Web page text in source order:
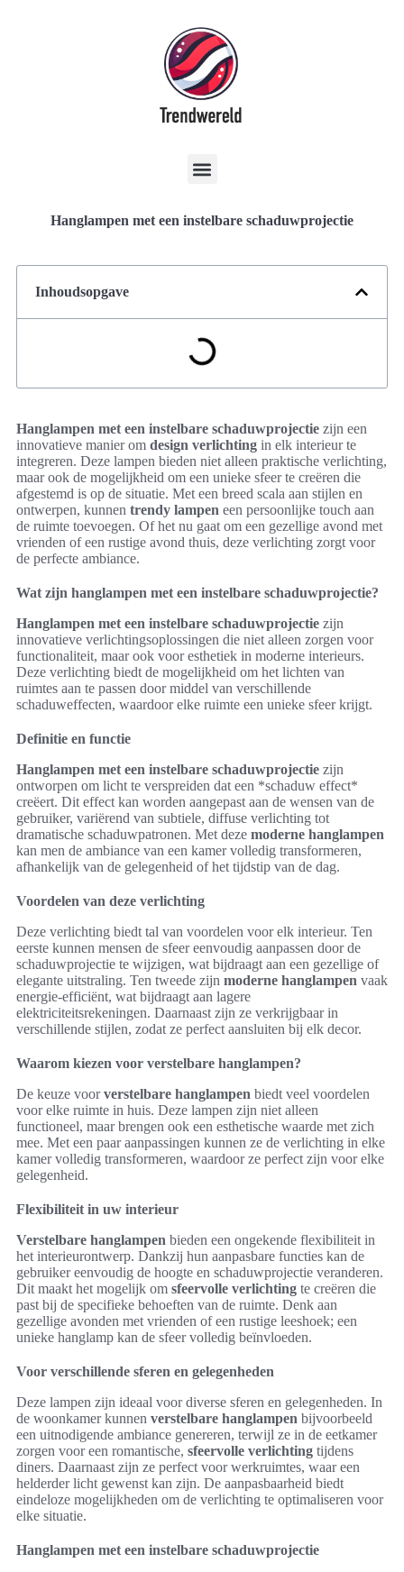
Hanglampen met een instelbare schaduwprojectie
Inhoudsopgave
Hanglampen met een instelbare schaduwprojectie zijn een
innovatieve manier om design verlichting in elk interieur te
integreren. Deze lampen bieden niet alleen praktische verlichting,
maar ook de mogelijkheid om een unieke sfeer te creëren die
afgestemd is op de situatie. Met een breed scala aan stijlen en
ontwerpen, kunnen trendy lampen een persoonlijke touch aan
de ruimte toevoegen. Of het nu gaat om een gezellige avond met
vrienden of een rustige avond thuis, deze verlichting zorgt voor
de perfecte ambiance.
Wat zijn hanglampen met een instelbare schaduwprojectie?
Hanglampen met een instelbare schaduwprojectie zijn
innovatieve verlichtingsoplossingen die niet alleen zorgen voor
functionaliteit, maar ook voor esthetiek in moderne interieurs.
Deze verlichting biedt de mogelijkheid om het lichten van
ruimtes aan te passen door middel van verschillende
schaduweffecten, waardoor elke ruimte een unieke sfeer krijgt.
Definitie en functie
Hanglampen met een instelbare schaduwprojectie zijn
ontworpen om licht te verspreiden dat een *schaduw effect*
creëert. Dit effect kan worden aangepast aan de wensen van de
gebruiker, variërend van subtiele, diffuse verlichting tot
dramatische schaduwpatronen. Met deze moderne hanglampen
kan men de ambiance van een kamer volledig transformeren,
afhankelijk van de gelegenheid of het tijdstip van de dag.
Voordelen van deze verlichting
Deze verlichting biedt tal van voordelen voor elk interieur. Ten
eerste kunnen mensen de sfeer eenvoudig aanpassen door de
schaduwprojectie te wijzigen, wat bijdraagt aan een gezellige of
elegante uitstraling. Ten tweede zijn moderne hanglampen vaak
energie-efficiënt, wat bijdraagt aan lagere
elektriciteitsrekeningen. Daarnaast zijn ze verkrijgbaar in
verschillende stijlen, zodat ze perfect aansluiten bij elk decor.
Waarom kiezen voor verstelbare hanglampen?
De keuze voorverstelbare hanglampen biedt veel voordelen
voor elke ruimte in huis. Deze lampen zijn niet alleen
functioneel, maar brengen ook een esthetische waarde met zich
mee. Met een paar aanpassingen kunnen ze de verlichting in elke
kamer volledig transformeren, waardoor ze perfect zijn voor elke
gelegenheid.
Flexibiliteit in uw interieur
Verstelbare hanglampen bieden een ongekende flexibiliteit in
het interieurontwerp. Dankzij hun aanpasbare functies kan de
gebruiker eenvoudig de hoogte en schaduwprojectie veranderen.
Dit maakt het mogelijk om sfeervolle verlichting te creëren die
past bij de specifieke behoeften van de ruimte. Denk aan
gezellige avonden met vrienden of een rustige leeshoek; een
unieke hanglamp kan de sfeer volledig beïnvloeden.
Voor verschillende sferen en gelegenheden
Deze lampen zijn ideaal voor diverse sferen en gelegenheden. In
de woonkamer kunnen verstelbare hanglampen bijvoorbeeld
een uitnodigende ambiance genereren, terwijl ze in de eetkamer
zorgen voor een romantische, sfeervolle verlichting tijdens
diners. Daarnaast zijn ze perfect voor werkruimtes, waar een
helderder licht gewenst kan zijn. De aanpasbaarheid biedt
eindeloze mogelijkheden om de verlichting te optimaliseren voor
elke situatie.
Hanglampen met een instelbare schaduwprojectie